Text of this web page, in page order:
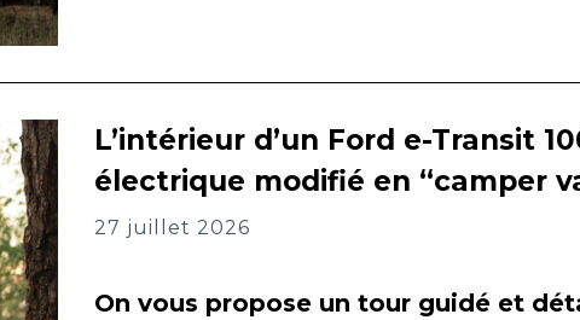
L’intérieur d’un Ford e-Transit
électrique modifié en “camper
27 juillet 2026
On vous propose un tour guidé et